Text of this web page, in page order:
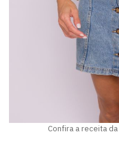
Confira a receita